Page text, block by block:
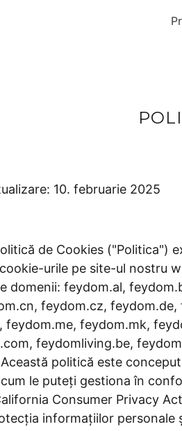
10. februarie 2025
de Cookies ("Politica")
urile pe site-ul nostru
domenii: feydom.al,
feydom.cz,
feydom.me, feydom.mk,
feydomliving.be,
politică este
le puteți gestiona în
Consumer Privacy
informațiilor personale